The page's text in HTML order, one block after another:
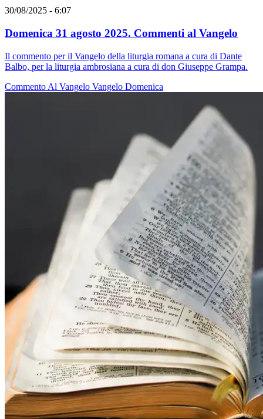
30/08/2025 - 6:07
Domenica 31 agosto 2025. Commenti al Vangelo
Il commento per il Vangelo della liturgia romana a cura di Dante
Balbo, per la liturgia ambrosiana a cura di don Giuseppe Grampa.
Commento Al Vangelo Vangelo Domenica